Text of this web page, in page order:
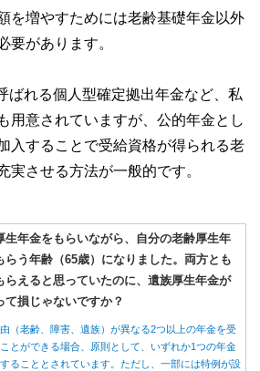
を増やすためには老齢基礎年金以外
要があります。
ばれる個人型確定拠出年金など、私
用意されていますが、公的年金とし
入することで受給資格が得られる老
実させる方法が一般的です。
生年金をもらいながら、自分の老齢厚生年
らう年齢（65歳）になりました。両方とも
らえると思っていたのに、遺族厚生年金が
て損じゃないですか？
（老齢、障害、遺族）が異なる2つ以上の年金を受
とができる場合、原則として、いずれか1つの年金
ることとされています。ただし、一部には特例が設